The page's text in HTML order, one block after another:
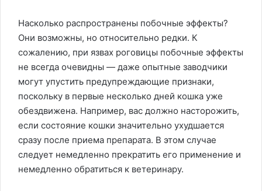
Насколько распространены побочные эффекты?
Они возможны, но относительно редки. К
сожалению, при язвах роговицы побочные эффекты
не всегда очевидны — даже опытные заводчики
могут упустить предупреждающие признаки,
поскольку в первые несколько дней кошка уже
обездвижена. Например, вас должно насторожить,
если состояние кошки значительно ухудшается
сразу после приема препарата. В этом случае
следует немедленно прекратить его применение и
немедленно обратиться к ветеринару.